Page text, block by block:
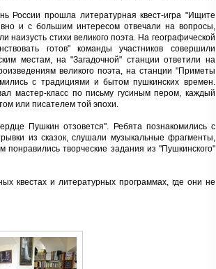
России прошла литературная квест-игра "Ищите
и с большим интересом отвечали на вопросы,
наизусть стихи великого поэта. На географической
готов" команды участников совершили
местам, на "Загадочной" станции ответили на
великого поэта, на станции "Приметы
с традициями и бытом пушкинских времен.
мастер-класс по письму гусиным пером, каждый
или писателем той эпохи.
Пушкин отзовется". Ребята познакомились с
из сказок, слушали музыкальные фрагменты,
творческие задания из "Пушкинского"
квестах и литературных программах, где они не